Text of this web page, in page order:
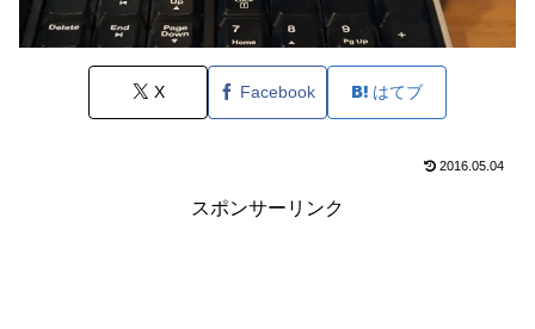
X Facebook はてブ
2016.05.04
スポンサーリンク